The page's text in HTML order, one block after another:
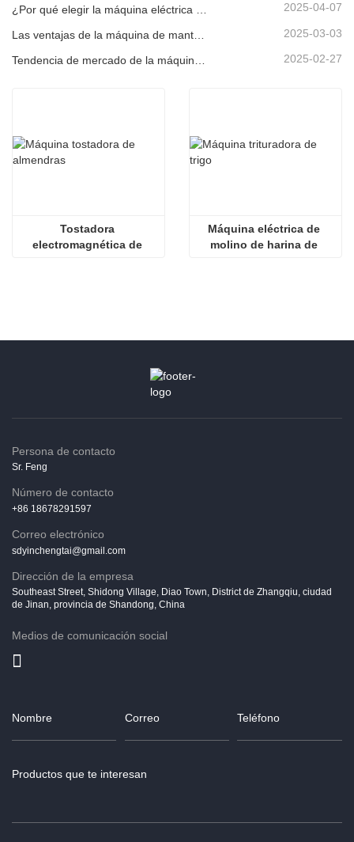
2025-04-07
2025-03-03
2025-02-27
Tostadora
electromagnética de
Máquina eléctrica de
molino de harina de
Persona de contacto
Sr. Feng
Número de contacto
+86 18678291597
Correo electrónico
sdyinchengtai@gmail.com
Dirección de la empresa
Southeast Street, Shidong Village, Diao Town, District de Zhangqiu, ciudad
de Jinan, provincia de Shandong, China
Medios de comunicación social